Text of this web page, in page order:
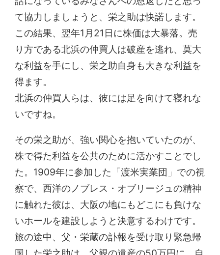
て協力しましょうと、栄之助は快諾します。
この結果、翌年1月21日に株価は大暴落。売
り方である北浜の仲買人は破産を逃れ、莫大
な利益を手にし、栄之助自身も大きな利益を
得ます。
北浜の仲買人らは、彼には足を向けて寝れな
いですね。
その栄之助が、強い関心を抱いていたのが、
株で得た利益を公共のために活かすことでし
た。1909年に参加した「渡米実業団」での視
察で、西洋のノブレス・オブリージュの精神
に触れた彼は、大阪の地にもどこにも負けな
いホールを建設しようと決意するわけです。
旅の途中、父・栄蔵の訃報を受け取り緊急帰